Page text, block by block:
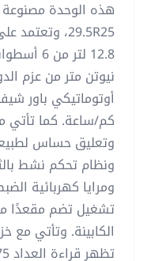
هذه الوحدة
نيوتن متر من عزم
كم/ساعة. كما تأتي
وتعليق حساس
تشغيل تضم مقعدًا